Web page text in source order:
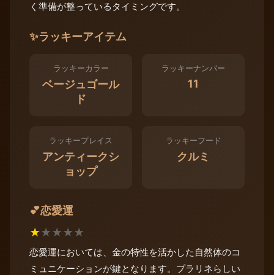
く準備が整っているタイミングです。
✨ラッキーアイテム
ラッキーカラー
ベージュゴール
ド
ラッキーナンバー
11
ラッキープレイス
アンティークシ
ョップ
ラッキーフード
クルミ
💕恋愛運
★★★★★
恋愛運においては、金の特性を活かした自然体のコ
ミュニケーションが鍵となります。プラリネらしい